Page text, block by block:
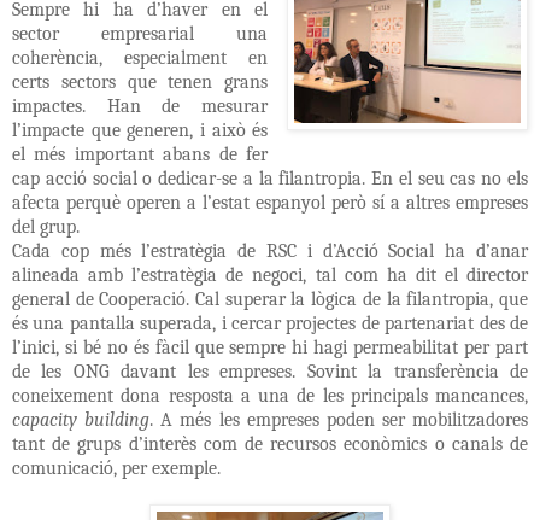
Sempre hi ha d’haver en el
sector empresarial una
coherència, especialment en
certs sectors que tenen grans
impactes. Han de mesurar
l’impacte que generen, i això és
el més important abans de fer
cap acció social o dedicar-se a la filantropia. En el seu cas no els
afecta perquè operen a l’estat espanyol però sí a altres empreses
del grup.
Cada cop més l’estratègia de RSC i d’Acció Social ha d’anar
alineada amb l’estratègia de negoci, tal com ha dit el director
general de Cooperació. Cal superar la lògica de la filantropia, que
és una pantalla superada, i cercar projectes de partenariat des de
l’inici, si bé no és fàcil que sempre hi hagi permeabilitat per part
de les ONG davant les empreses. Sovint la transferència de
coneixement dona resposta a una de les principals mancances,
capacity building. A més les empreses poden ser mobilitzadores
tant de grups d’interès com de recursos econòmics o canals de
comunicació, per exemple.